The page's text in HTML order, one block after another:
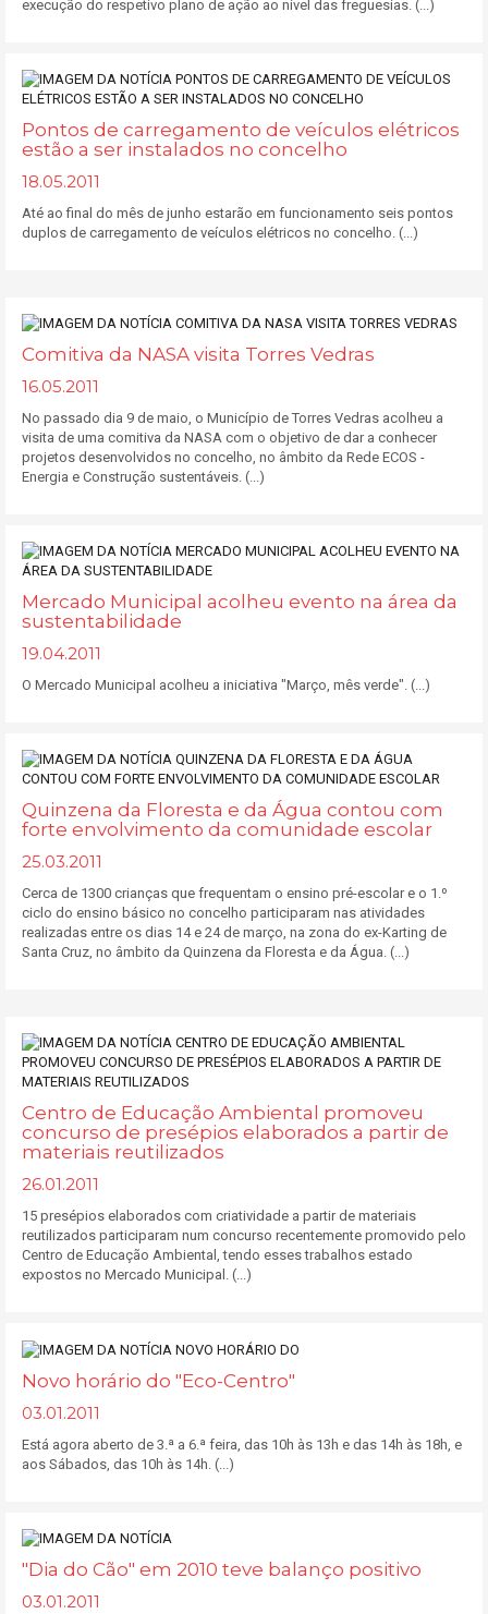
execução do respetivo plano de ação ao nível das freguesias. (...)
Pontos de carregamento de veículos elétricos
estão a ser instalados no concelho
18.05.2011
Até ao final do mês de junho estarão em funcionamento seis pontos
duplos de carregamento de veículos elétricos no concelho. (...)
Comitiva da NASA visita Torres Vedras
16.05.2011
No passado dia 9 de maio, o Município de Torres Vedras acolheu a
visita de uma comitiva da NASA com o objetivo de dar a conhecer
projetos desenvolvidos no concelho, no âmbito da Rede ECOS -
Energia e Construção sustentáveis. (...)
Mercado Municipal acolheu evento na área da
sustentabilidade
19.04.2011
O Mercado Municipal acolheu a iniciativa "Março, mês verde". (...)
Quinzena da Floresta e da Água contou com
forte envolvimento da comunidade escolar
25.03.2011
Cerca de 1300 crianças que frequentam o ensino pré-escolar e o 1.º
ciclo do ensino básico no concelho participaram nas atividades
realizadas entre os dias 14 e 24 de março, na zona do ex-Karting de
Santa Cruz, no âmbito da Quinzena da Floresta e da Água. (...)
Centro de Educação Ambiental promoveu
concurso de presépios elaborados a partir de
materiais reutilizados
26.01.2011
15 presépios elaborados com criatividade a partir de materiais
reutilizados participaram num concurso recentemente promovido pelo
Centro de Educação Ambiental, tendo esses trabalhos estado
expostos no Mercado Municipal. (...)
Novo horário do "Eco-Centro"
03.01.2011
Está agora aberto de 3.ª a 6.ª feira, das 10h às 13h e das 14h às 18h, e
aos Sábados, das 10h às 14h. (...)
"Dia do Cão" em 2010 teve balanço positivo
03.01.2011